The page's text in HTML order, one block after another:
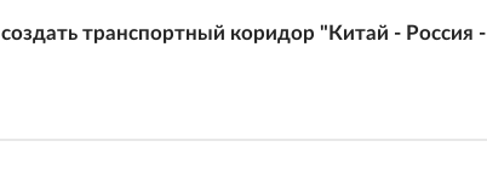
транспортный коридор "Китай - Россия -